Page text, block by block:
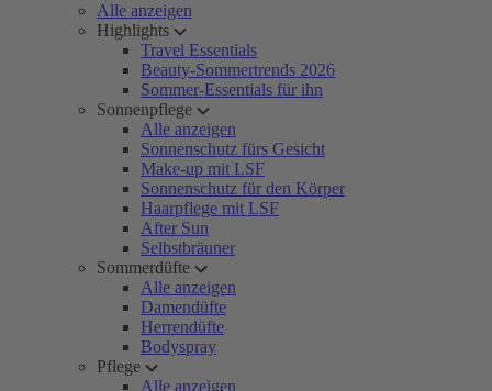
Alle anzeigen
Highlights
Travel Essentials
Beauty-Sommertrends 2026
Sommer-Essentials für ihn
Sonnenpflege
Alle anzeigen
Sonnenschutz fürs Gesicht
Make-up mit LSF
Sonnenschutz für den Körper
Haarpflege mit LSF
After Sun
Selbstbräuner
Sommerdüfte
Alle anzeigen
Damendüfte
Herrendüfte
Bodyspray
Pflege
Alle anzeigen